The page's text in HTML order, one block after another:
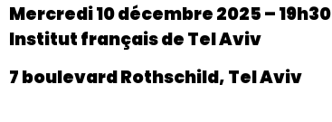
Mercredi 10 décembre 2025 – 19h30
Institut français de Tel Aviv
7 boulevard Rothschild, Tel Aviv